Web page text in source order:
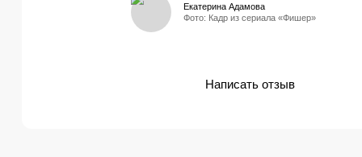
Фото: Кадр из сериала «Фишер»
Екатерина Адамова
Написать отзыв